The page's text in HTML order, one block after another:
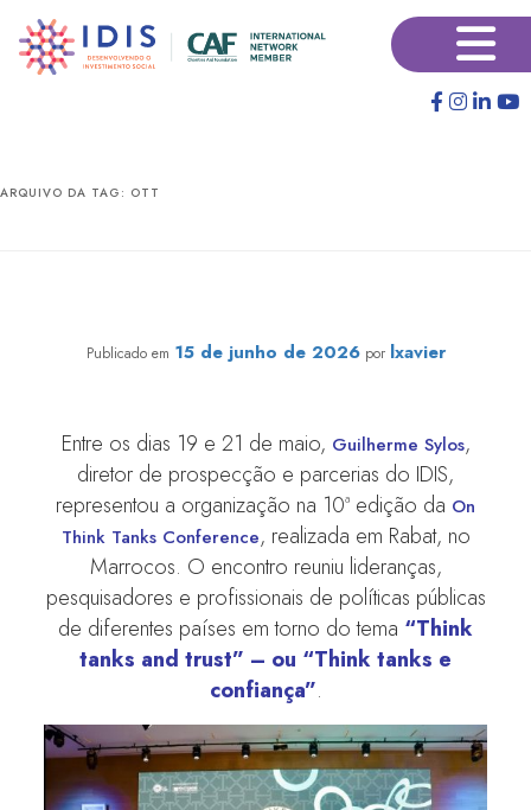
para
para
×
ARQUIVO DA TAG: OTT
Publicado em 15 de junho de 2026 por lxavier
Entre os dias 19 e 21 de maio, Guilherme Sylos,
diretor de prospecção e parcerias do IDIS,
representou a organização na 10ª edição da On
Think Tanks Conference, realizada em Rabat, no
Marrocos. O encontro reuniu lideranças,
pesquisadores e profissionais de políticas públicas
de diferentes países em torno do tema “Think
tanks and trust” – ou “Think tanks e
confiança”.